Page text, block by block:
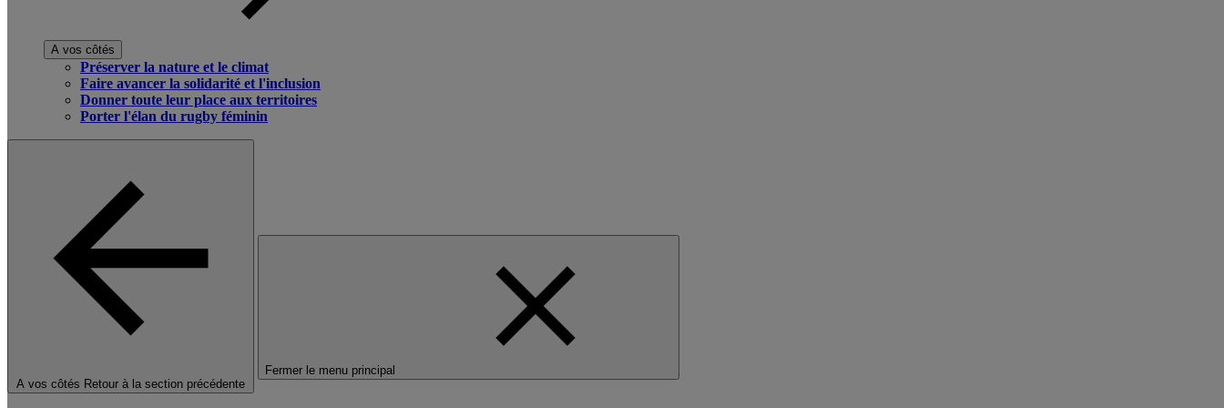
A vos côtés
Préserver la nature et le climat
Faire avancer la solidarité et l'inclusion
Donner toute leur place aux territoires
Porter l'élan du rugby féminin
A vos côtés Retour à la section précédente
Fermer le menu principal